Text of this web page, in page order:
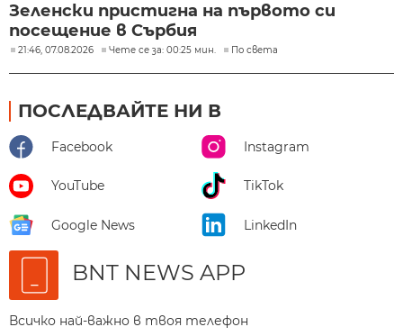
Зеленски пристигна на първото си
посещение в Сърбия
21:46, 07.08.2026 Чете се за: 00:25 мин. По света
ПОСЛЕДВАЙТЕ НИ В
Facebook Instagram
YouTube TikTok
Google News LinkedIn
BNT NEWS APP
Всичко най-важно в твоя телефон